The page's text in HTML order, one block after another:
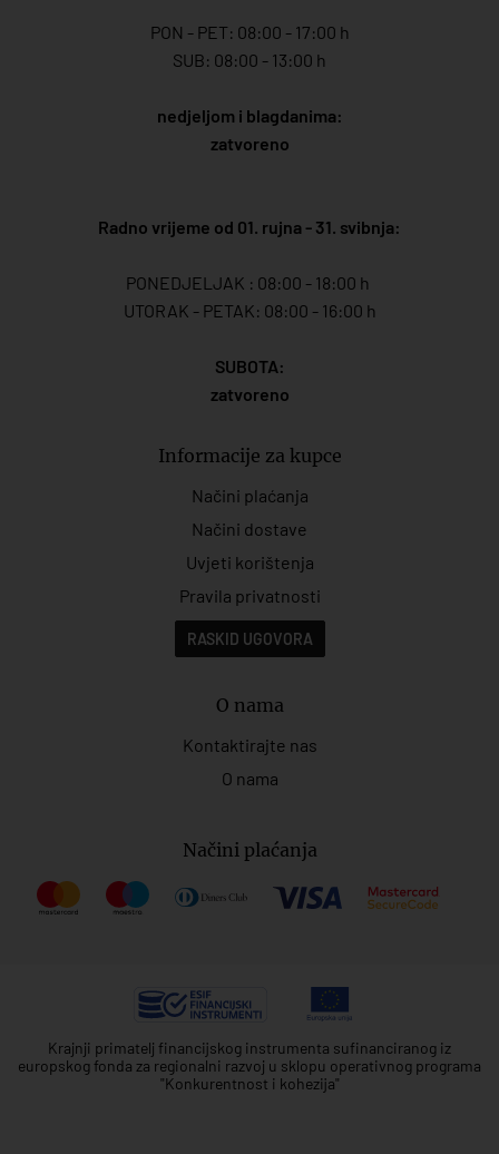
PON - PET: 08:00 - 17:00 h
SUB: 08:00 - 13:00 h
nedjeljom i blagdanima:
zatvoreno
Radno vrijeme od 01. rujna - 31. svibnja:
PONEDJELJAK : 08:00 - 18:00 h
UTORAK - PETAK: 08:00 - 16:00 h
SUBOTA:
zatvoreno
Informacije za kupce
Načini plaćanja
Načini dostave
Uvjeti korištenja
Pravila privatnosti
RASKID UGOVORA
O nama
Kontaktirajte nas
O nama
Načini plaćanja
Krajnji primatelj financijskog instrumenta sufinanciranog iz
europskog fonda za regionalni razvoj u sklopu operativnog programa
"Konkurentnost i kohezija"